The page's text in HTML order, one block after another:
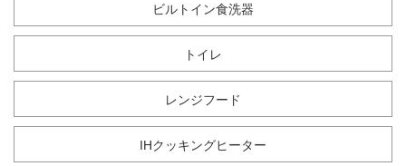
ビルトイン食洗器
トイレ
レンジフード
IHクッキングヒーター